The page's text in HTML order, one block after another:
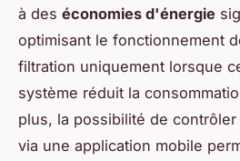
à des économies d'énergie
optimisant le fonctionnement
filtration uniquement lorsque
système réduit la
plus, la possibilité de
via une application mobile